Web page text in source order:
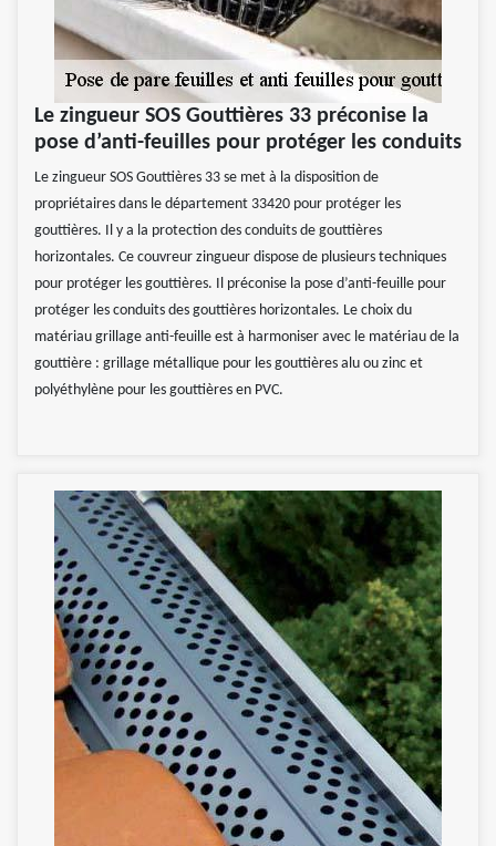
Le zingueur SOS Gouttières 33 préconise la
pose d’anti-feuilles pour protéger les conduits
Le zingueur SOS Gouttières 33 se met à la disposition de
propriétaires dans le département 33420 pour protéger les
gouttières. Il y a la protection des conduits de gouttières
horizontales. Ce couvreur zingueur dispose de plusieurs techniques
pour protéger les gouttières. Il préconise la pose d’anti-feuille pour
protéger les conduits des gouttières horizontales. Le choix du
matériau grillage anti-feuille est à harmoniser avec le matériau de la
gouttière : grillage métallique pour les gouttières alu ou zinc et
polyéthylène pour les gouttières en PVC.